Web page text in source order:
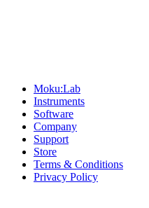
Moku:Lab
Instruments
Software
Company
Support
Store
Terms & Conditions
Privacy Policy